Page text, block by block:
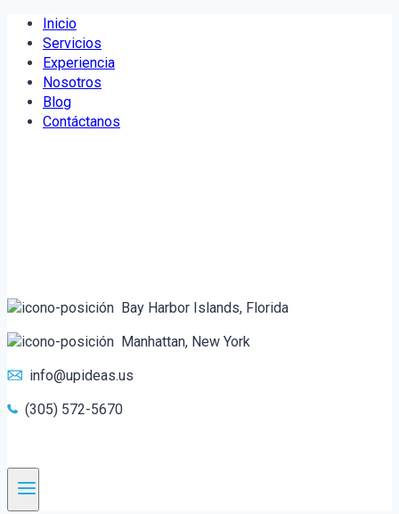
Saltar
contenido
Inicio
Servicios
Experiencia
Nosotros
Blog
Contáctanos
Bay Harbor Islands, Florida
Manhattan, New York
info@upideas.us
(305) 572-5670